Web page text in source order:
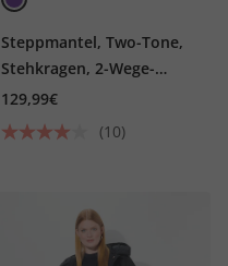
Steppmantel, Two-Tone,
Stehkragen, 2-Wege-
Zipper
129,99€
(10)